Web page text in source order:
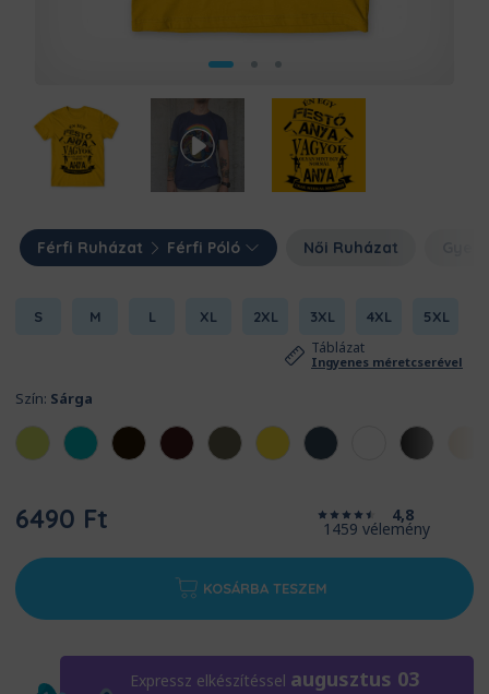
Férfi Ruházat Férfi Póló Női Ruházat
S M L XL 2XL 3XL 4XL 5XL
Táblázat
Ingyenes méretcserével
Szín: Sárga
6490 Ft 4,8
1459 vélemény
KOSÁRBA TESZEM
Expressz elkészítéssel augusztus 03